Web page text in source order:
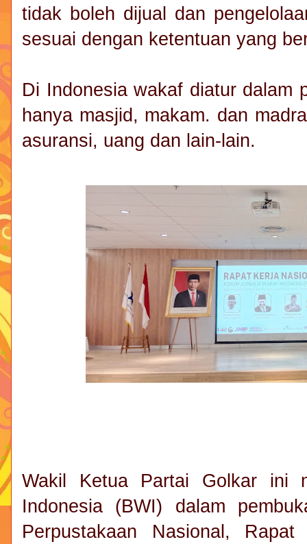
tidak boleh dijual dan
sesuai dengan ketentuan yang
Di Indonesia wakaf diatur dalam
hanya masjid, makam. dan
asuransi, uang dan lain-lain.
Wakil Ketua Partai Golkar ini
Indonesia (BWI) dalam
Perpustakaan Nasional,